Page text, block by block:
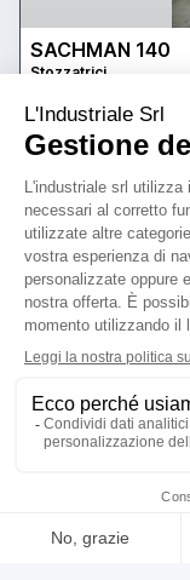
SACHMAN 140
Stozzatrici
prezzo su
Localizzazione: 🇮🇹
CORSA 140 mm - Ø
CON ATTREZZATURA
25IND215
mtt
usato